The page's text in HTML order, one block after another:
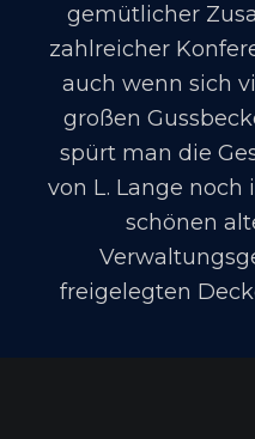
gemütlicher
zahlreicher
auch wenn sich
großen
spürt man die
von L. Lange
schönen
freigelegten